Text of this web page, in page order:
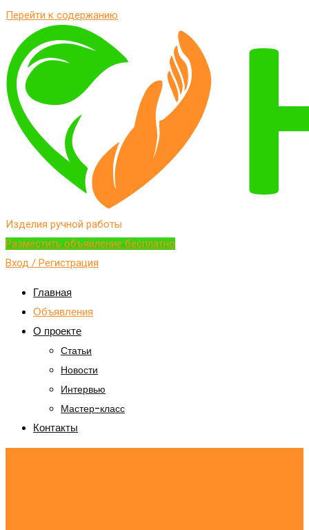
Перейти к содержанию
Изделия ручной работы
Разместить объявление бесплатно
Вход / Регистрация
Главная
Объявления
О проекте
Статьи
Новости
Интервью
Мастер-класс
Контакты